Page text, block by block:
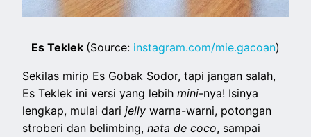
Es Teklek (Source: instagram.com/mie.gacoan)
Sekilas mirip Es Gobak Sodor, tapi jangan salah,
Es Teklek ini versi yang lebihmini-nya! Isinya
lengkap, mulai darijellywarna-warni, potongan
stroberi dan belimbing,nata de coco, sampai